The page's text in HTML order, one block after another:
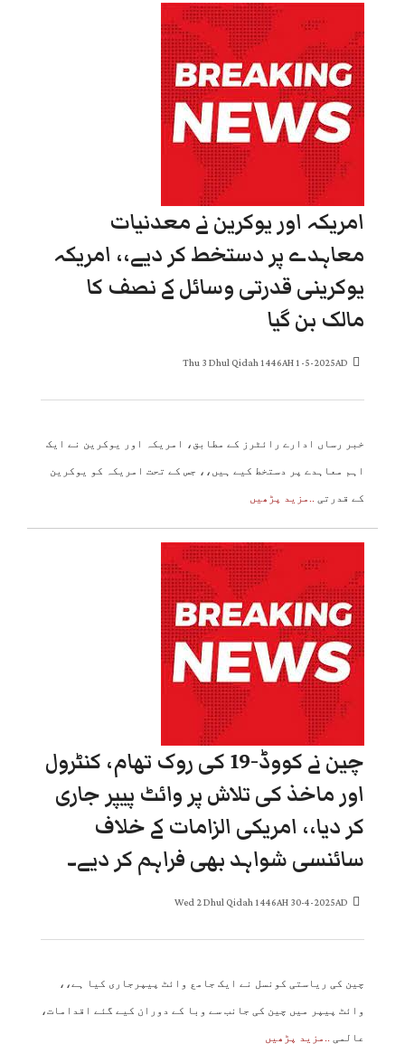
امریکہ اور یوکرین نے معدنیات
معاہدے پر دستخط کر دیے،، امریکہ
یوکرینی قدرتی وسائل کے نصف کا
مالک بن گیا
Thu 3 Dhul Qidah 1446AH 1-5-2025AD
خبر رساں ادارے رائٹرز کے مطابق، امریکہ اور یوکرین نے ایک
اہم معاہدے پر دستخط کیے ہیں،، جس کے تحت امریکہ کو یوکرین
کے قدرتی ..مزید پڑھیں
چین نے کووڈ-19 کی روک تھام، کنٹرول
اور ماخذ کی تلاش پر وائٹ پیپر جاری
کر دیا،، امریکی الزامات کے خلاف
سائنسی شواہد بھی فراہم کر دیے۔
Wed 2 Dhul Qidah 1446AH 30-4-2025AD
چین کی ریاستی کونسل نے ایک جامع وائٹ پیپرجاری کیا ہے،،
وائٹ پیپر میں چین کی جانب سے وبا کے دوران کیے گئے اقدامات،
عالمی ..مزید پڑھیں